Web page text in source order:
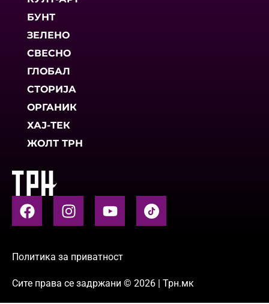
БУНТ
ЗЕЛЕНО
СВЕСНО
ГЛОБАЛ
СТОРИЈА
ОРГАНИК
ХАЈ-ТЕК
ЖОЛТ ТРН
Политика за приватност
Сите права се задржани © 2026 | Трн.мк